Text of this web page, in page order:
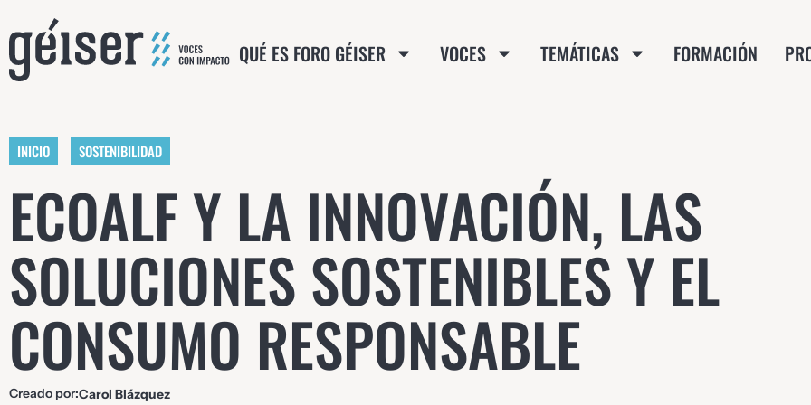
QUÉ ES FORO GÉISER VOCES TEMÁTICAS FORMACIÓN
INICIO SOSTENIBILIDAD
ECOALF Y LA INNOVACIÓN, LAS
SOLUCIONES SOSTENIBLES Y EL
CONSUMO RESPONSABLE
Creado por:Carol Blázquez